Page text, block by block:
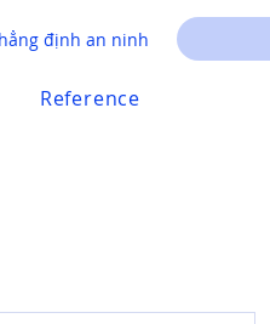
định an ninh
Reference